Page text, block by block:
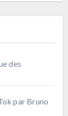
des
par Bruno